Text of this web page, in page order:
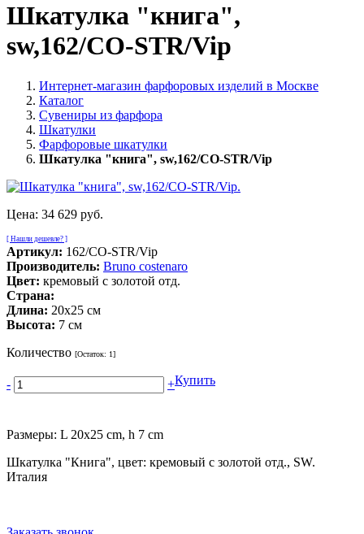
Шкатулка "книга",
sw,162/CO-STR/Vip
Интернет-магазин фарфоровых изделий в Москве
Каталог
Сувениры из фарфора
Шкатулки
Фарфоровые шкатулки
Шкатулка "книга", sw,162/CO-STR/Vip
Цена: 34 629 руб.
[ Нашли дешевле? ]
Артикул: 162/CO-STR/Vip
Производитель: Bruno costenaro
Цвет: кремовый с золотой отд.
Страна:
Длина: 20x25 см
Высота: 7 см
Количество [Остаток: 1]
- +Купить
Размеры: L 20x25 cm, h 7 cm
Шкатулка "Книга", цвет: кремовый с золотой отд., SW.
Италия